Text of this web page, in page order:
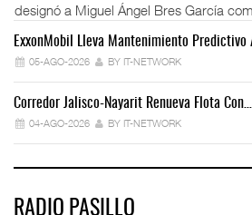
designó a Miguel Ángel Bres García
ExxonMobil Lleva Mantenimiento Predictivo
05-AGO-2026 BY IT-NETWORK
Corredor Jalisco-Nayarit Renueva Flota Con…
04-AGO-2026 BY IT-NETWORK
RADIO PASILLO